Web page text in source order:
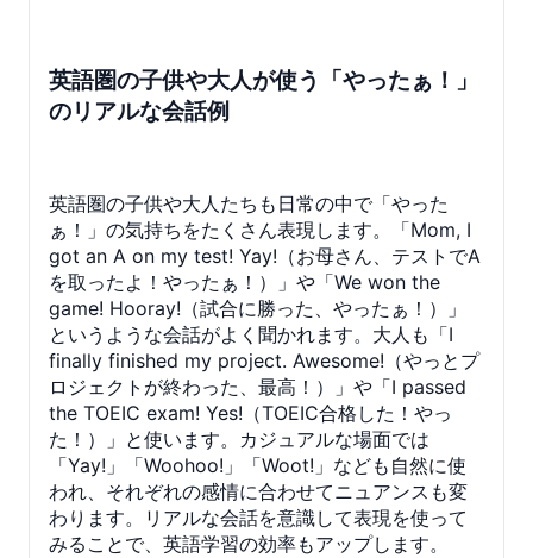
英語圏の子供や大人が使う「やったぁ！」
のリアルな会話例
英語圏の子供や大人たちも日常の中で「やった
ぁ！」の気持ちをたくさん表現します。「Mom, I
got an A on my test! Yay!（お母さん、テストでA
を取ったよ！やったぁ！）」や「We won the
game! Hooray!（試合に勝った、やったぁ！）」
というような会話がよく聞かれます。大人も「I
finally finished my project. Awesome!（やっとプ
ロジェクトが終わった、最高！）」や「I passed
the TOEIC exam! Yes!（TOEIC合格した！やっ
た！）」と使います。カジュアルな場面では
「Yay!」「Woohoo!」「Woot!」なども自然に使
われ、それぞれの感情に合わせてニュアンスも変
わります。リアルな会話を意識して表現を使って
みることで、英語学習の効率もアップします。